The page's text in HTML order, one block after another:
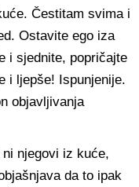
Čestitam svima i
Ostavite ego iza
i sjednite, popričajte
i ljepše! Ispunjenije.
objavljivanja
njegovi iz kuće,
da to ipak